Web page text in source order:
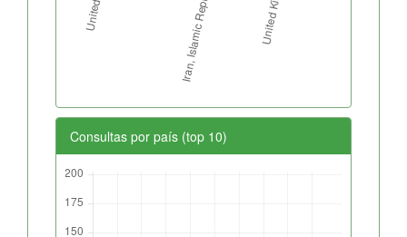
Consultas por país (top 10)